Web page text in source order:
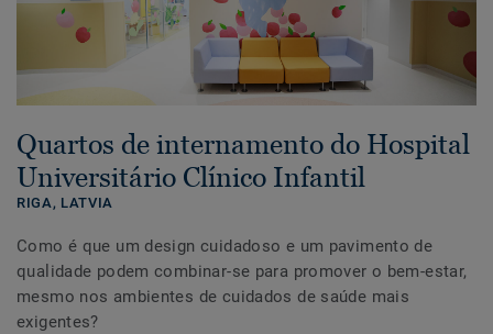
Quartos de internamento do Hospital
Universitário Clínico Infantil
RIGA, LATVIA
Como é que um design cuidadoso e um pavimento de
qualidade podem combinar-se para promover o bem-estar,
mesmo nos ambientes de cuidados de saúde mais
exigentes?